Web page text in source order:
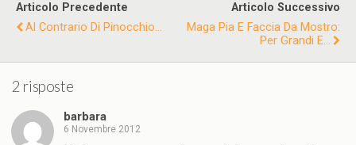
Articolo Precedente
Al Contrario Di Pinocchio...
Articolo Successivo
Maga Pia E Faccia Da Mostro:
Per Grandi E...
2 risposte
barbara
6 Novembre 2012